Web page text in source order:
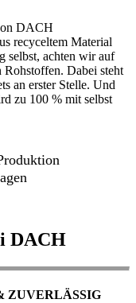
DACH
recyceltem Material
selbst, achten wir auf
Dabei steht
an erster Stelle. Und
zu 100 % mit selbst
DACH
ZUVERLÄSSIG